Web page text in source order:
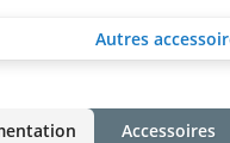
Autres
Accessoires